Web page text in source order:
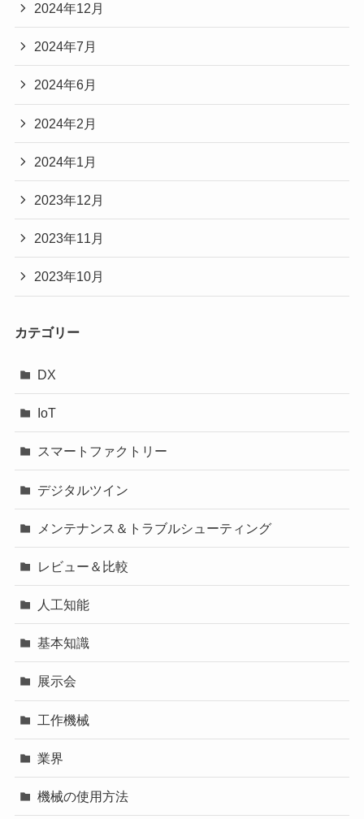
2024年12月
2024年7月
2024年6月
2024年2月
2024年1月
2023年12月
2023年11月
2023年10月
カテゴリー
DX
IoT
スマートファクトリー
デジタルツイン
メンテナンス＆トラブルシューティング
レビュー＆比較
人工知能
基本知識
展示会
工作機械
業界
機械の使用方法